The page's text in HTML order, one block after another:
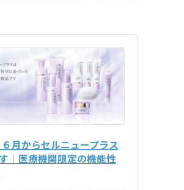
月からセルニュープラス
｜医療機関限定の機能性